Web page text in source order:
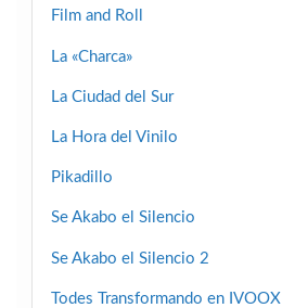
Film and Roll
La «Charca»
La Ciudad del Sur
La Hora del Vinilo
Pikadillo
Se Akabo el Silencio
Se Akabo el Silencio 2
Todes Transformando en IVOOX